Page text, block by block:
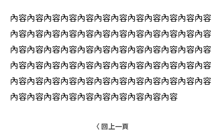
內容內容內容內容內容內容內容內容內容內容內容內容
內容內容內容內容內容內容內容內容內容內容內容內容
內容內容內容內容內容內容內容內容內容內容內容內容
內容內容內容內容內容內容內容內容內容內容內容內容
內容內容內容內容內容內容內容內容內容內容內容內容
內容內容內容內容內容內容內容內容內容內容
〈 回上一頁